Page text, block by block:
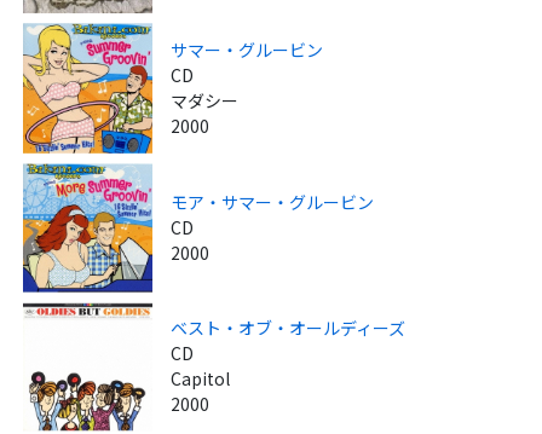
サマー・グルービン
CD
マダシー
2000
モア・サマー・グルービン
CD
2000
ベスト・オブ・オールディーズ
CD
Capitol
2000